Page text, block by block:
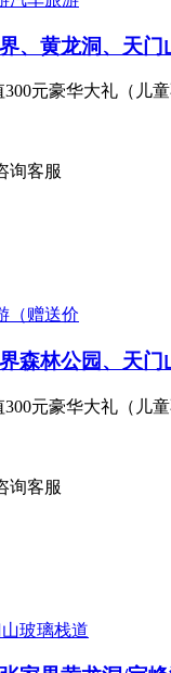
、黄龙洞、天门
元豪华大礼（儿童
询客服
森林公园、天门
元豪华大礼（儿童
询客服